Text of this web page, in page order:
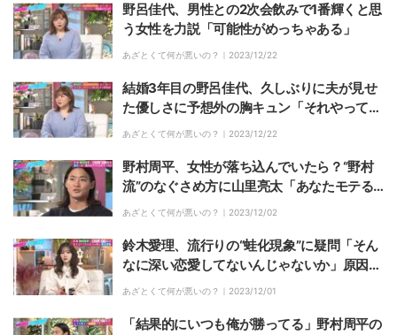
野呂佳代、男性との2次会飲みで1番輝くと思
う女性を力説「可能性がめっちゃある」
あざとくて何が悪いの？｜ 2023/12/22
結婚3年目の野呂佳代、久しぶりに夫が見せ
た優しさに予想外の胸キュン「それやってお
けば喧嘩にならない」
あざとくて何が悪いの？｜ 2023/12/22
野村周平、女性が落ち込んでいたら？“野村
流”のなぐさめ方に山里亮太「あなたモテる
わ」
あざとくて何が悪いの？｜ 2023/12/02
鈴木愛理、流行りの“蛙化現象”に疑問「そん
なに深い恋愛してないんじゃないか」原因は
SNSと分析
あざとくて何が悪いの？｜ 2023/12/01
「結果的にいつも俺が勝ってる」野村周平の